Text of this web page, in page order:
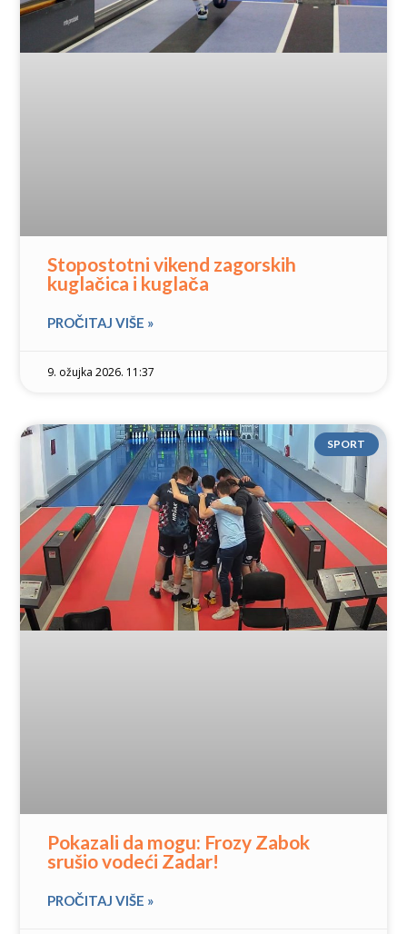
Stopostotni vikend zagorskih
kuglačica i kuglača
PROČITAJ VIŠE »
9. ožujka 2026. 11:37
SPORT
Pokazali da mogu: Frozy Zabok
srušio vodeći Zadar!
PROČITAJ VIŠE »